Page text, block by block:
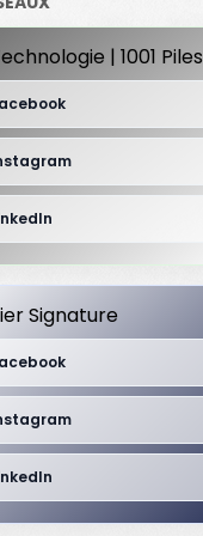
| 1001 Piles
Signature